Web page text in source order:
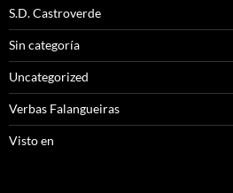
S.D. Castroverde
Sin categoría
Uncategorized
Verbas Falangueiras
Visto en